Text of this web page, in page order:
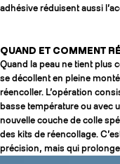
adhésive réduisent aussi
QUAND ET COMMENT
Quand la peau ne tient plus
se décollent en pleine
réencoller. L’opération
basse température ou avec
nouvelle couche de colle
des kits de réencollage.
précision, mais qui